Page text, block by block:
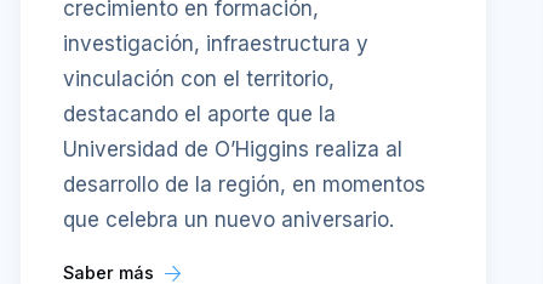
crecimiento en formación,
investigación, infraestructura y
vinculación con el territorio,
destacando el aporte que la
Universidad de O’Higgins realiza al
desarrollo de la región, en momentos
que celebra un nuevo aniversario.
Saber más